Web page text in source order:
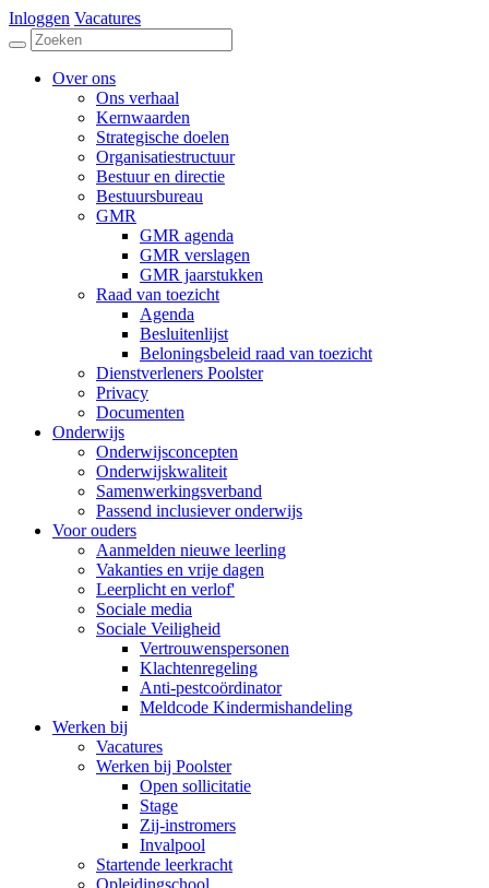
Inloggen Vacatures
Over ons
Ons verhaal
Kernwaarden
Strategische doelen
Organisatiestructuur
Bestuur en directie
Bestuursbureau
GMR
GMR agenda
GMR verslagen
GMR jaarstukken
Raad van toezicht
Agenda
Besluitenlijst
Beloningsbeleid raad van toezicht
Dienstverleners Poolster
Privacy
Documenten
Onderwijs
Onderwijsconcepten
Onderwijskwaliteit
Samenwerkingsverband
Passend inclusiever onderwijs
Voor ouders
Aanmelden nieuwe leerling
Vakanties en vrije dagen
Leerplicht en verlof'
Sociale media
Sociale Veiligheid
Vertrouwenspersonen
Klachtenregeling
Anti-pestcoördinator
Meldcode Kindermishandeling
Werken bij
Vacatures
Werken bij Poolster
Open sollicitatie
Stage
Zij-instromers
Invalpool
Startende leerkracht
Opleidingschool